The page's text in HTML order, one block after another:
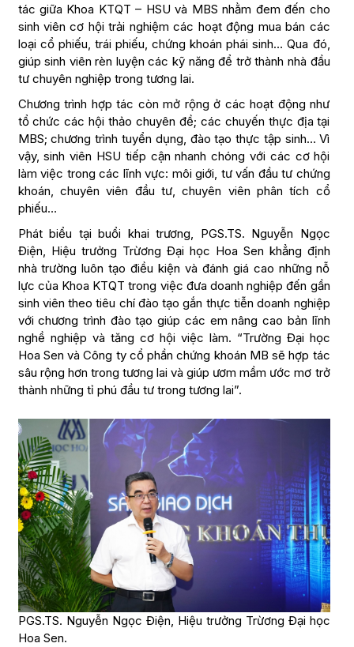
tác giữa Khoa KTQT – HSU và MBS nhằm đem đến cho
sinh viên cơ hội trải nghiệm các hoạt động mua bán các
loại cổ phiếu, trái phiếu, chứng khoán phái sinh… Qua đó,
giúp sinh viên rèn luyện các kỹ năng để trở thành nhà đầu
tư chuyên nghiệp trong tương lai.
Chương trình hợp tác còn mở rộng ở các hoạt động như
tổ chức các hội thảo chuyên đề; các chuyến thực địa tại
MBS; chương trình tuyển dụng, đào tạo thực tập sinh… Vì
vậy, sinh viên HSU tiếp cận nhanh chóng với các cơ hội
làm việc trong các lĩnh vực: môi giới, tư vấn đầu tư chứng
khoán, chuyên viên đầu tư, chuyên viên phân tích cổ
phiếu…
Phát biểu tại buổi khai trương, PGS.TS. Nguyễn Ngọc
Điện, Hiệu trưởng Trừơng Đại học Hoa Sen khẳng định
nhà trường luôn tạo điều kiện và đánh giá cao những nỗ
lực của Khoa KTQT trong việc đưa doanh nghiệp đến gần
sinh viên theo tiêu chí đào tạo gắn thực tiễn doanh nghiệp
với chương trình đào tạo giúp các em nâng cao bản lĩnh
nghề nghiệp và tăng cơ hội việc làm. “Trường Đại học
Hoa Sen và Công ty cổ phần chứng khoán MB sẽ hợp tác
sâu rộng hơn trong tương lai và giúp ươm mầm ước mơ trở
thành những tỉ phú đầu tư trong tương lai”.
PGS.TS. Nguyễn Ngọc Điện, Hiệu trưởng Trừơng Đại học
Hoa Sen.